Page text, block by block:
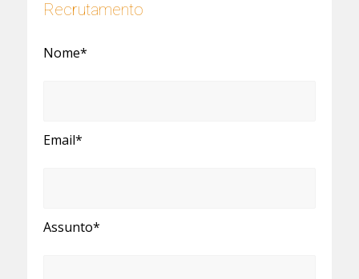
Recrutamento
Nome*
Email*
Assunto*